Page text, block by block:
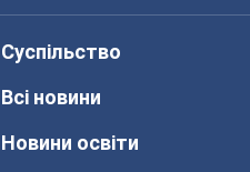
Суспільство
Всі новини
Новини освіти